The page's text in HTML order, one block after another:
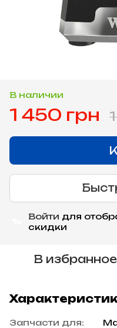
В наличии
1 450 грн
Войти для
скидки
В избранное
Запчасти для: